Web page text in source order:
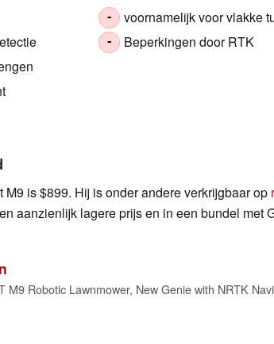
- voornamelijk voor vlakke
- Beperkingen door RTK
is $899. Hij is onder andere verkrijgbaar op
aanzienlijk lagere prijs en in een bundel met